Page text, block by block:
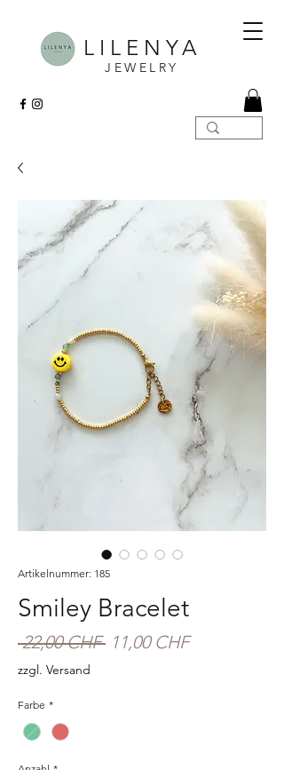
LILENYA
JEWELRY
Artikelnummer: 185
Smiley Bracelet
22,00 CHF Standardpreis
11,00 CHFSale-
zzgl. Versand
Farbe *